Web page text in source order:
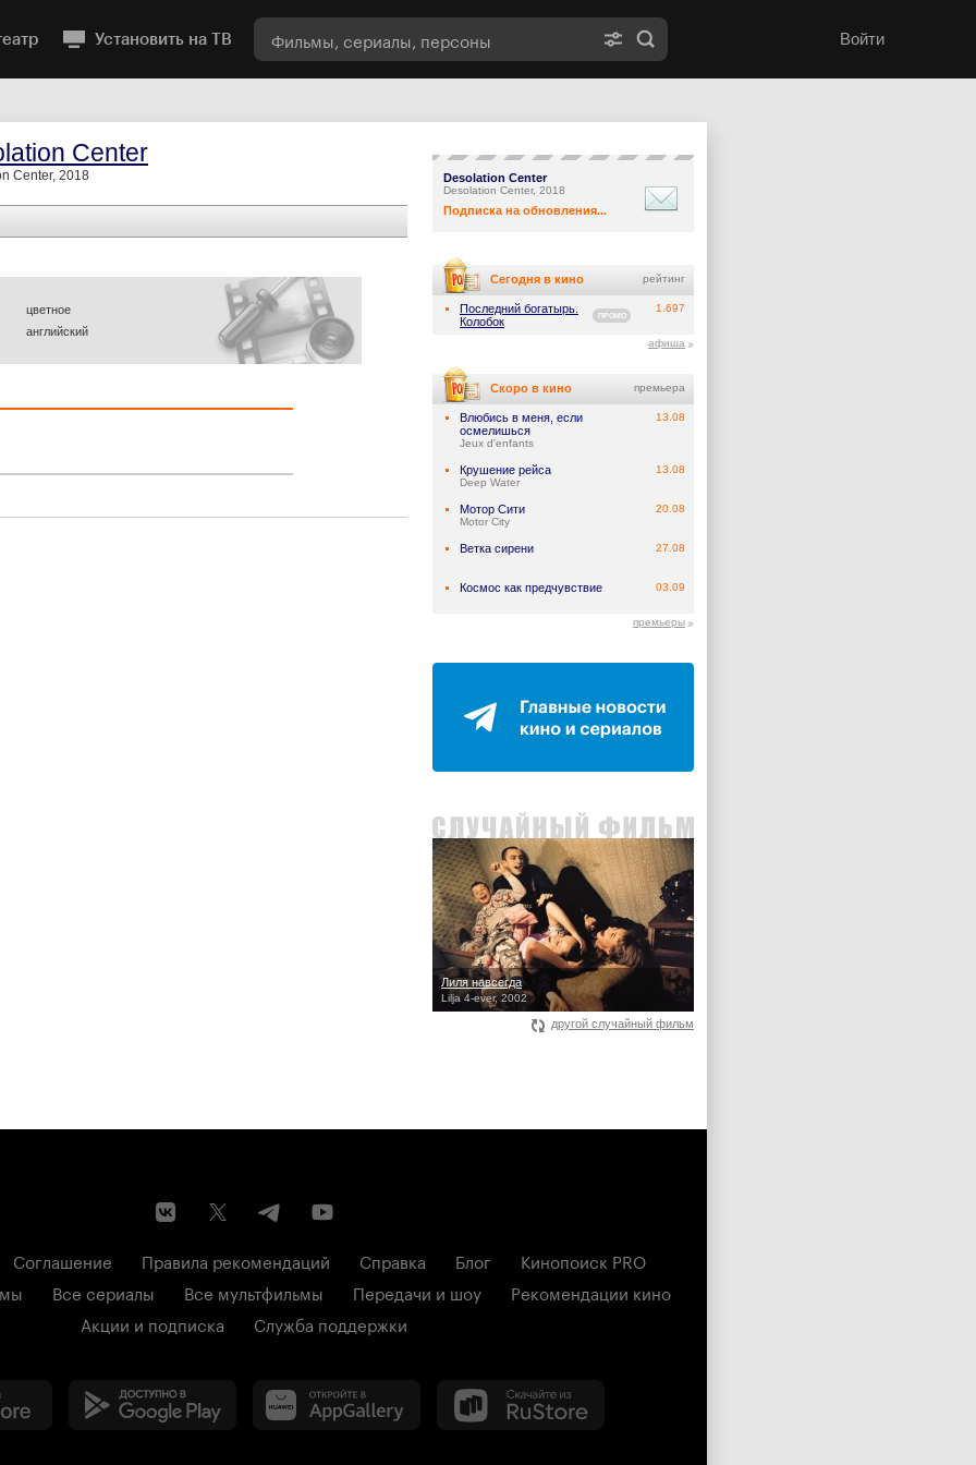
Установить на ТВ Войти
Center
Center, 2018
цветное
английский
Desolation Center
Desolation Center, 2018
Подписка на обновления...
Сегодня в кино рейтинг
Последний богатырь.
Колобок
ПРОМО
1.697
афиша
Скоро в кино премьера
Влюбись в меня, если
осмелишься
Jeux d'enfants
13.08
Крушение рейса
Deep Water
13.08
Мотор Сити
Motor City
20.08
Ветка сирени 27.08
Космос как предчувствие 03.09
премьеры
Лиля навсегда
Lilja 4-ever, 2002
другой случайный фильм
Соглашение Правила рекомендаций Справка Блог
Кинопоиск PRO
Все сериалы Все мультфильмы Передачи и шоу
Рекомендации кино
Акции и подписка
Служба поддержки